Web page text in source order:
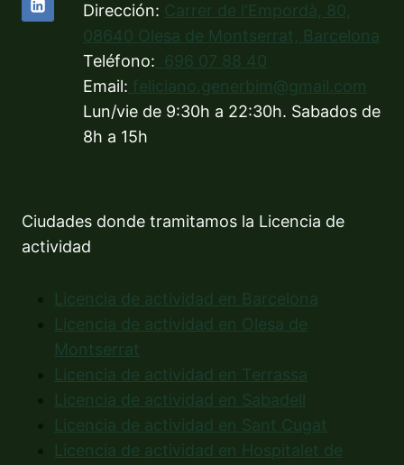
Dirección: Carrer de l'Empordà, 80,
08640 Olesa de Montserrat, Barcelona
Teléfono: 696 07 88 40
Email: feliciano.generbim@gmail.com
Lun/vie de 9:30h a 22:30h. Sabados de
8h a 15h
Ciudades donde tramitamos la Licencia de
actividad
Licencia de actividad en Barcelona
Licencia de actividad en Olesa de
Montserrat
Licencia de actividad en Terrassa
Licencia de actividad en Sabadell
Licencia de actividad en Sant Cugat
Licencia de actividad en Hospitalet de